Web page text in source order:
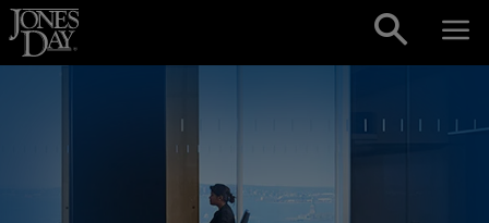
Skip to content